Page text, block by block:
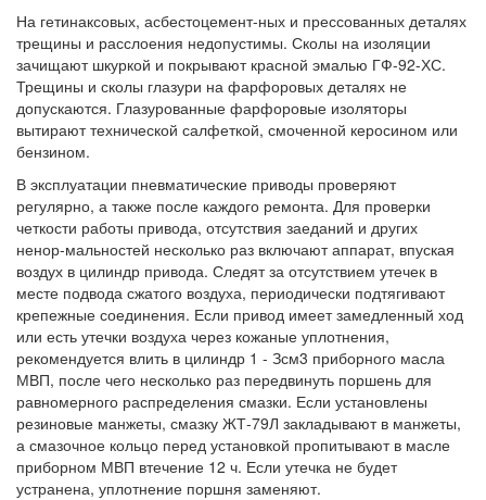
На гетинаксовых, асбестоцемент-ных и прессованных деталях
трещины и расслоения недопустимы. Сколы на изоляции
зачищают шкуркой и покрывают красной эмалью ГФ-92-ХС.
Трещины и сколы глазури на фарфоровых деталях не
допускаются. Глазурованные фарфоровые изоляторы
вытирают технической салфеткой, смоченной керосином или
бензином.
В эксплуатации пневматические приводы проверяют
регулярно, а также после каждого ремонта. Для проверки
четкости работы привода, отсутствия заеданий и других
ненор-мальностей несколько раз включают аппарат, впуская
воздух в цилиндр привода. Следят за отсутствием утечек в
месте подвода сжатого воздуха, периодически подтягивают
крепежные соединения. Если привод имеет замедленный ход
или есть утечки воздуха через кожаные уплотнения,
рекомендуется влить в цилиндр 1 - Зсм3 приборного масла
МВП, после чего несколько раз передвинуть поршень для
равномерного распределения смазки. Если установлены
резиновые манжеты, смазку ЖТ-79Л закладывают в манжеты,
а смазочное кольцо перед установкой пропитывают в масле
приборном МВП втечение 12 ч. Если утечка не будет
устранена, уплотнение поршня заменяют.